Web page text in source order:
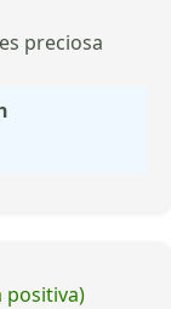
preciosa
positiva)